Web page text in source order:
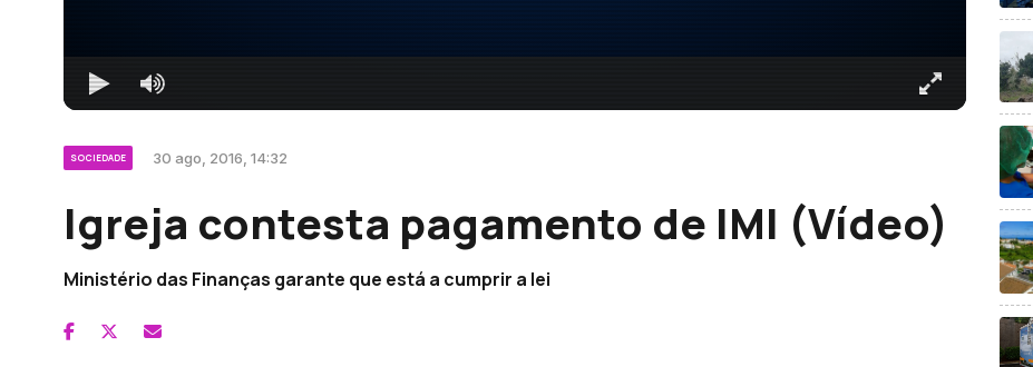
SOCIEDADE 30 ago, 2016, 14:32
Igreja contesta pagamento de IMI (Vídeo)
Ministério das Finanças garante que está a cumprir a lei